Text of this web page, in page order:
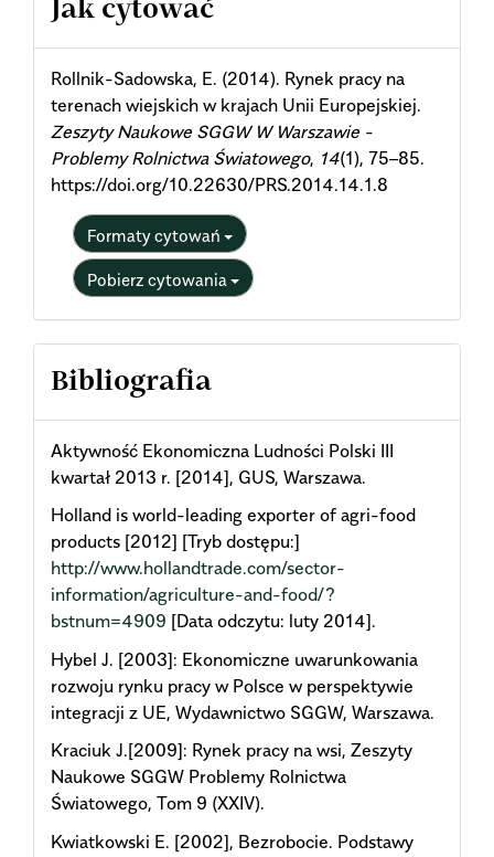
Details
Jak cytować
Rollnik-Sadowska, E. (2014). Rynek pracy na
terenach wiejskich w krajach Unii Europejskiej.
Zeszyty Naukowe SGGW W Warszawie -
Problemy Rolnictwa Światowego, 14(1), 75–85.
https://doi.org/10.22630/PRS.2014.14.1.8
Formaty cytowań
Pobierz cytowania
Bibliografia
Aktywność Ekonomiczna Ludności Polski III
kwartał 2013 r. [2014], GUS, Warszawa.
Holland is world-leading exporter of agri-food
products [2012] [Tryb dostępu:]
http://www.hollandtrade.com/sector-
information/agriculture-and-food/?
bstnum=4909 [Data odczytu: luty 2014].
Hybel J. [2003]: Ekonomiczne uwarunkowania
rozwoju rynku pracy w Polsce w perspektywie
integracji z UE, Wydawnictwo SGGW, Warszawa.
Kraciuk J.[2009]: Rynek pracy na wsi, Zeszyty
Naukowe SGGW Problemy Rolnictwa
Światowego, Tom 9 (XXIV).
Kwiatkowski E. [2002], Bezrobocie. Podstawy